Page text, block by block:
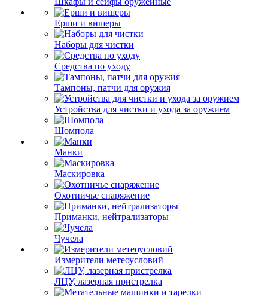
Ерши и вишеры
Наборы для чистки
Средства по уходу
Тампоны, патчи для оружия
Устройства для чистки и ухода за оружием
Шомпола
Манки
Маскировка
Охотничье снаряжение
Приманки, нейтрализаторы
Чучела
Измерители метеоусловий
ЛЦУ, лазерная пристрелка